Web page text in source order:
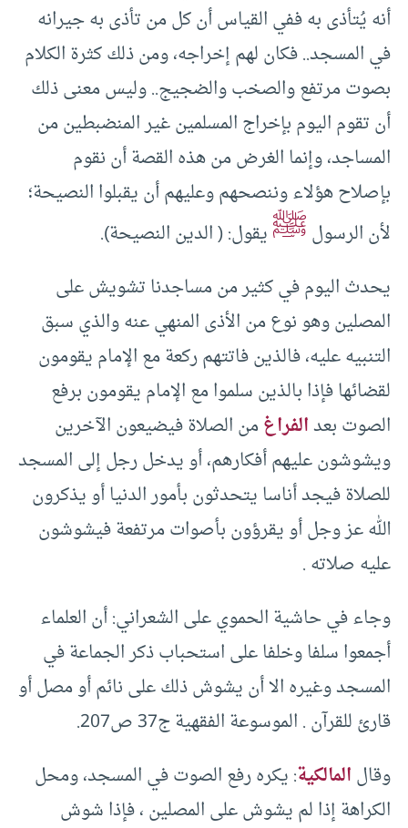
أنه يُتأذى به ففي القياس أن كل من تأذى به جيرانه
في المسجد.. فكان لهم إخراجه، ومن ذلك كثرة الكلام
بصوت مرتفع والصخب والضجيج.. وليس معنى ذلك
أن تقوم اليوم بإخراج المسلمين غير المنضبطين من
المساجد، وإنما الغرض من هذه القصة أن نقوم
بإصلاح هؤلاء وننصحهم وعليهم أن يقبلوا النصيحة؛
لأن الرسولﷺيقول: ( الدين النصيحة).
يحدث اليوم في كثير من مساجدنا تشويش على
المصلين وهو نوع من الأذى المنهي عنه والذي سبق
التنبيه عليه، فالذين فاتتهم ركعة مع الإمام يقومون
لقضائها فإذا بالذين سلموا مع الإمام يقومون برفع
الصوت بعدالفراغمن الصلاة فيضيعون الآخرين
ويشوشون عليهم أفكارهم، أو يدخل رجل إلى المسجد
للصلاة فيجد أناسا يتحدثون بأمور الدنيا أو يذكرون
الله عز وجل أو يقرؤون بأصوات مرتفعة فيشوشون
عليه صلاته .
وجاء في حاشية الحموي على الشعراني: أن العلماء
أجمعوا سلفا وخلفا على استحباب ذكر الجماعة في
المسجد وغيره الا أن يشوش ذلك على نائم أو مصل أو
قارئ للقرآن . الموسوعة الفقهية ج37 ص207.
وقالالمالكية: يكره رفع الصوت في المسجد، ومحل
الكراهة إذا لم يشوش على المصلين ، فإذا شوش